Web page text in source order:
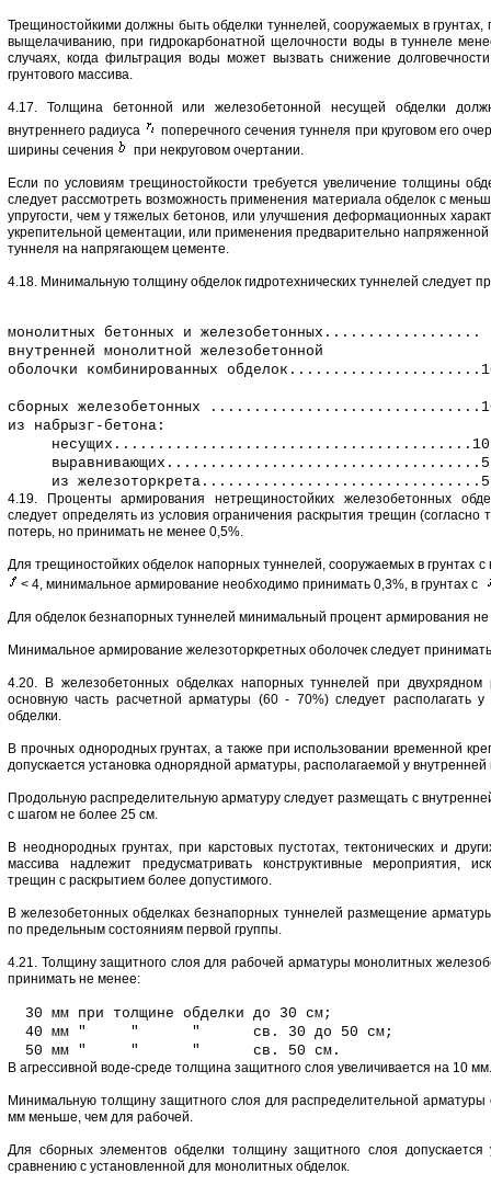
Трещиностойкими должны быть обделки туннелей, сооружаемых в
выщелачиванию, при гидрокарбонатной щелочности воды в туннеле
случаях, когда фильтрация воды может вызвать снижение
грунтового массива.
4.17. Толщина бетонной или железобетонной несущей обделки
внутреннего радиуса
поперечного сечения туннеля при круговом его
ширины сечения
при некруговом очертании.
Если по условиям трещиностойкости требуется увеличение толщины
следует рассмотреть возможность применения материала обделок с
упругости, чем у тяжелых бетонов, или улучшения деформационных
укрепительной цементации, или применения предварительно
туннеля на напрягающем цементе.
4.18. Минимальную толщину обделок гидротехнических туннелей следует
монолитных бетонных и железобетонных..................
внутренней монолитной железобетонной
оболочки комбинированных
сборных железобетонных
из набрызг-бетона:
несущих.........................................10
выравнивающих....................................5
из железоторкрета................................5
4.19. Проценты армирования нетрещиностойких железобетонных
следует определять из условия ограничения раскрытия трещин (согласно
потерь, но принимать не менее 0,5%.
Для трещиностойких обделок напорных туннелей, сооружаемых в грунтах
< 4, минимальное армирование необходимо принимать 0,3%, в грунтах с
Для обделок безнапорных туннелей минимальный процент армирования не
Минимальное армирование железоторкретных оболочек следует
4.20. В железобетонных обделках напорных туннелей при двухрядном
основную часть расчетной арматуры (60 - 70%) следует располагать у
обделки.
В прочных однородных грунтах, а также при использовании временной
допускается установка однорядной арматуры, располагаемой у внутренней
Продольную распределительную арматуру следует размещать с
с шагом не более 25 см.
В неоднородных грунтах, при карстовых пустотах, тектонических и
массива надлежит предусматривать конструктивные мероприятия,
трещин с раскрытием более допустимого.
В железобетонных обделках безнапорных туннелей размещение
по предельным состояниям первой группы.
4.21. Толщину защитного слоя для рабочей арматуры монолитных
принимать не менее:
30 мм при толщине обделки до 30 см;
40 мм " " " св. 30 до 50 см;
50 мм " " " св. 50 см.
В агрессивной воде-среде толщина защитного слоя увеличивается на 10 мм.
Минимальную толщину защитного слоя для распределительной арматуры
мм меньше, чем для рабочей.
Для сборных элементов обделки толщину защитного слоя
сравнению с установленной для монолитных обделок.